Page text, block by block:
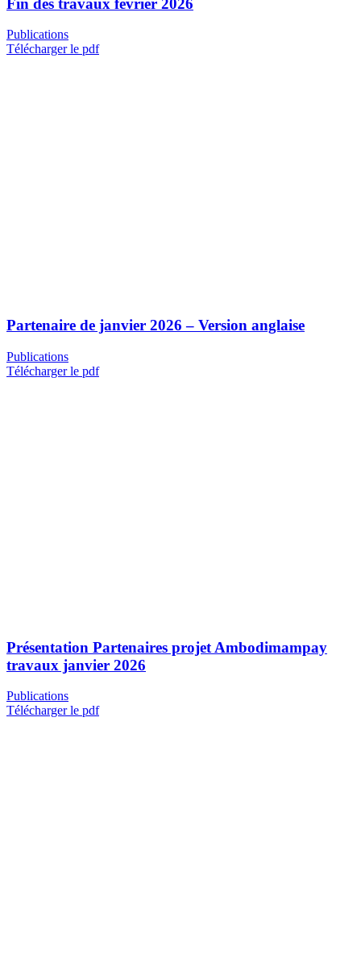
Fin des travaux février 2026
Publications
Télécharger le pdf
Partenaire de janvier 2026 – Version anglaise
Publications
Télécharger le pdf
Présentation Partenaires projet Ambodimampay
travaux janvier 2026
Publications
Télécharger le pdf